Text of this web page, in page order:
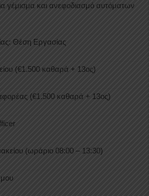
γέμισμα και ανεφοδιασμό αυτόματων
Θέση Εργασίας
(€1.500 καθαρά + 13ος)
(€1.500 καθαρά + 13ος)
(ωράριο 08:00 – 13:30)